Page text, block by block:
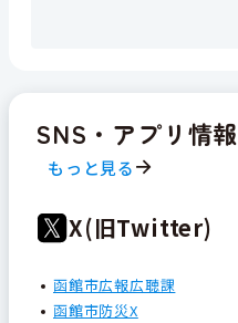
SNS・アプリ情報
もっと見る
X(旧Twitter)
函館市広報広聴課
函館市防災X